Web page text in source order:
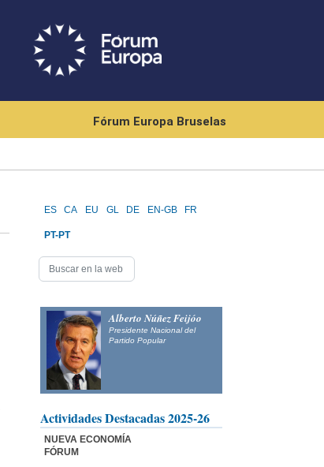
Fórum Europa Bruselas
ES CA EU GL DE EN-GB FR
PT-PT
Alberto Núñez Feijóo
Presidente Nacional del
Partido Popular
Actividades Destacadas 2025-26
NUEVA ECONOMÍA
FÓRUM